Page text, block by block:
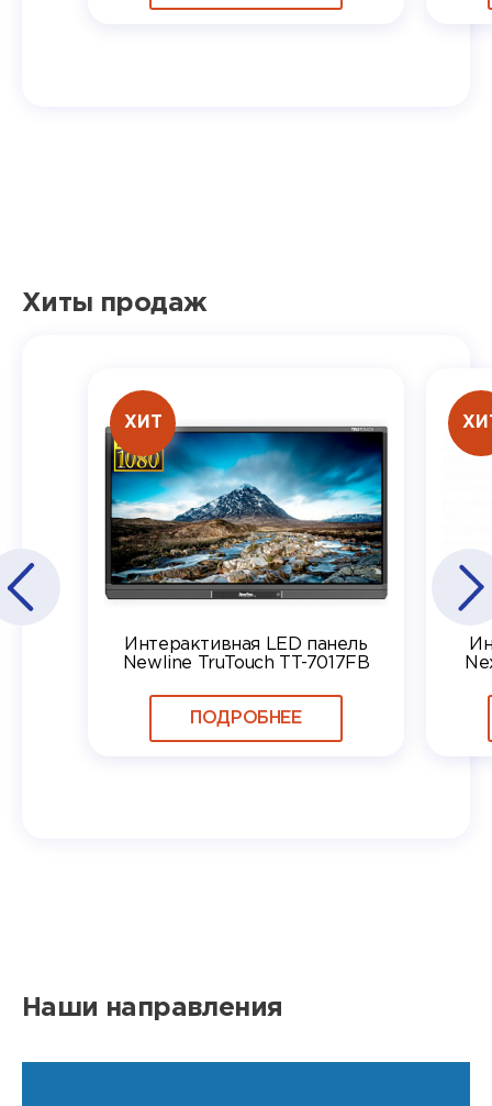
Хиты продаж
ХИТ
Интерактивная LED панель
Newline TruTouch TT-7017FB
ПОДРОБНЕЕ
Наши направления